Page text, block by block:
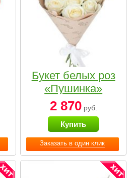
Заказать в один клик
Букет белых роз
«Пушинка»
2 870руб.
Купить